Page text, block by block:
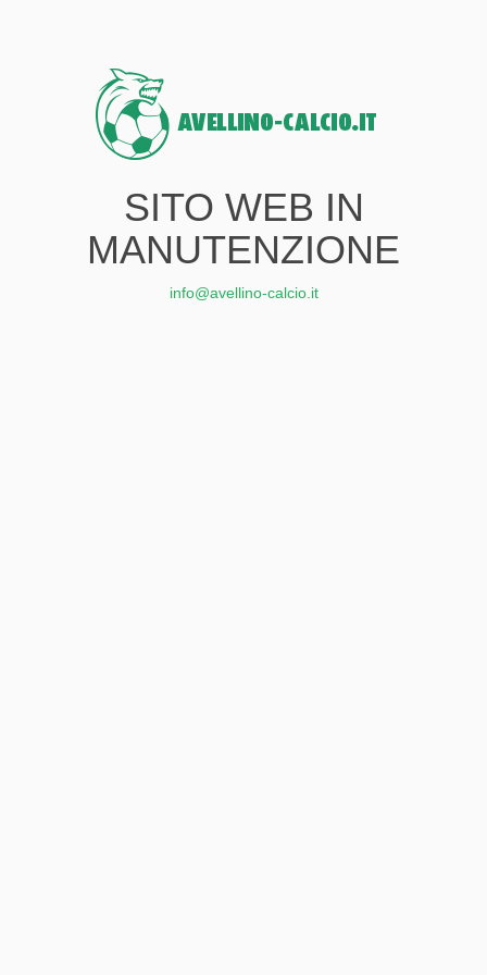
SITO WEB IN
MANUTENZIONE
info@avellino-calcio.it